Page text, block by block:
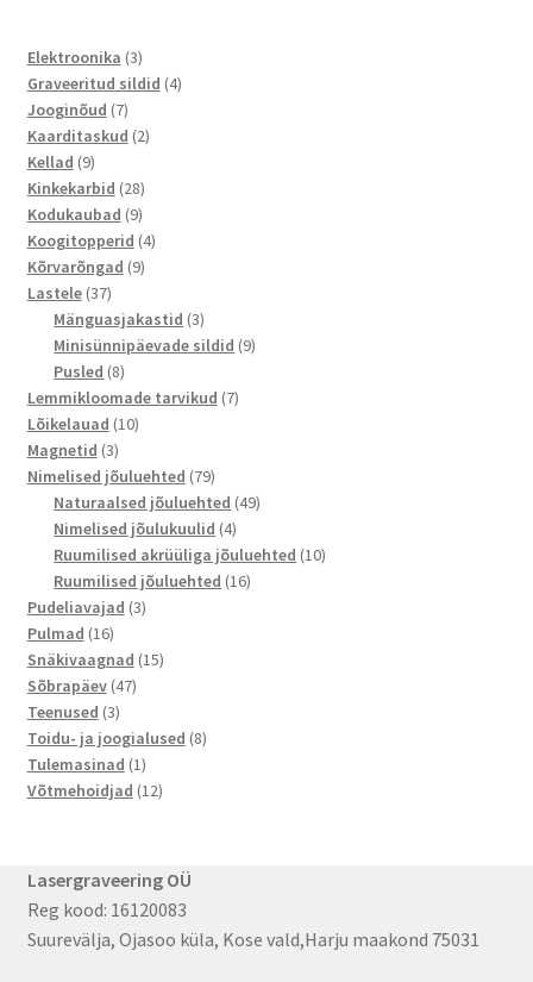
Elektroonika 33
toodet
Graveeritud sildid 44
Jooginõud 77
toodet
Kaarditaskud 22
Kellad 99
toodet
Kinkekarbid 2828
toodet
Kodukaubad 99
toodet
Koogitopperid 44
Kõrvarõngad 99
Lastele 3737
toodet
Mänguasjakastid 33
toodet
Minisünnipäevade sildid 99
Pusled 88
toodet
Lemmikloomade tarvikud 77
Lõikelauad 1010
Magnetid 33
toodet
Nimelised jõuluehted 7979
toodet
Naturaalsed jõuluehted 4949
Nimelised jõulukuulid 44
toodet
Ruumilised akrüüliga jõuluehted 1010
Ruumilised jõuluehted 1616
Pudeliavajad 33
Pulmad 1616
toodet
Snäkivaagnad 1515
Sõbrapäev 4747
Teenused 33
toodet
Toidu- ja joogialused 88
Tulemasinad 11
toode
Võtmehoidjad 1212
Lasergraveering OÜ
Reg kood: 16120083
Suurevälja, Ojasoo küla, Kose vald,Harju maakond 75031